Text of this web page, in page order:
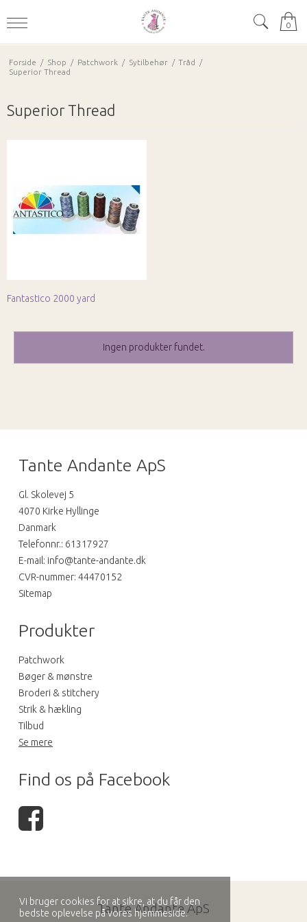
Vi bruger cookies for at sikre, at du får den
bedste oplevelse på vores hjemmeside.
0
Forside / Shop / Patchwork / Sytilbehør / Tråd
/
Superior Thread
Superior Thread
Fantastico 2000 yard
Ingen produkter fundet.
Tante Andante ApS
Gl. Skolevej 5
4070 Kirke Hyllinge
Danmark
Telefonnr.: 61317927
E-mail : info@tante-andante.dk
CVR-nummer: 44470152
Sitemap
Produkter
Patchwork
Bøger & mønstre
Broderi & stitchery
Strik & hækling
Tilbud
Se mere
Find os på Facebook
Tante Andante ApS